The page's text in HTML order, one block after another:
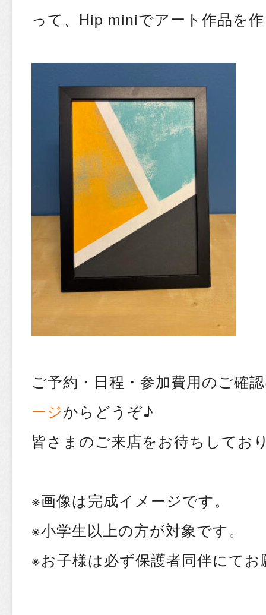
って、Hip miniでアート作品を
ご予約・日程・参加費用のご確
ージからどうぞ♪
皆さまのご来店をお待ちしてお
※画像は完成イメージです。
※小学生以上の方が対象です。
※お子様は必ず保護者同伴にて